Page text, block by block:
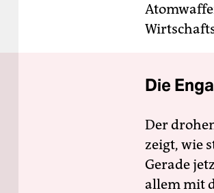
Die
Der
zeigt, wie
Gerade
allem mit